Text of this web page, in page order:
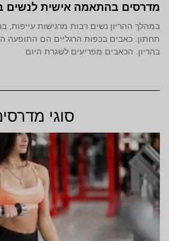
מדרסים בהתאמה אישית לנשים
במהלך ההריון נשים רבות מרגישות עייפות,
תחתון. כאבים בכפות הרגליים הם התופעה
בהריון. הכאבים מפריעים לשגרת היום
סוגי